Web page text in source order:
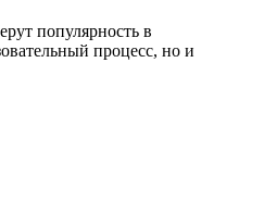
популярность в
процесс, но и